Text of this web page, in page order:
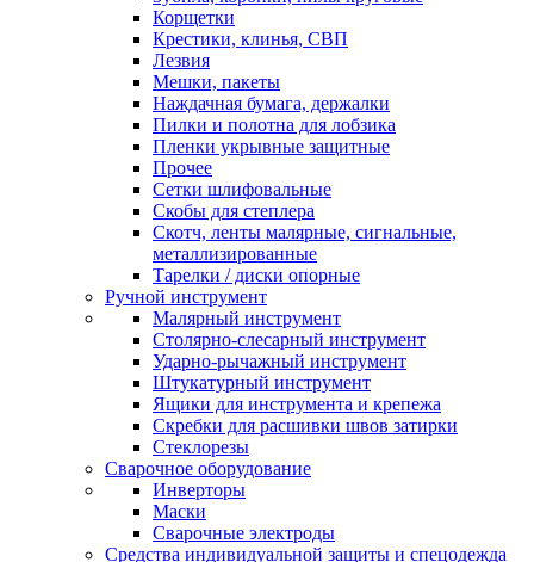
Корщетки
Крестики, клинья, СВП
Лезвия
Мешки, пакеты
Наждачная бумага, держалки
Пилки и полотна для лобзика
Пленки укрывные защитные
Прочее
Сетки шлифовальные
Скобы для степлера
Скотч, ленты малярные, сигнальные,
металлизированные
Тарелки / диски опорные
Ручной инструмент
Малярный инструмент
Столярно-слесарный инструмент
Ударно-рычажный инструмент
Штукатурный инструмент
Ящики для инструмента и крепежа
Скребки для расшивки швов затирки
Стеклорезы
Сварочное оборудование
Инверторы
Маски
Сварочные электроды
Средства индивидуальной защиты и спецодежда